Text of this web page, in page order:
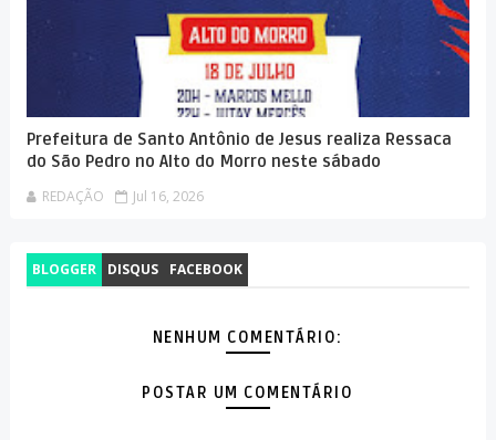
Prefeitura de Santo Antônio de Jesus realiza Ressaca
do São Pedro no Alto do Morro neste sábado
REDAÇÃO Jul 16, 2026
BLOGGER DISQUS FACEBOOK
NENHUM COMENTÁRIO:
POSTAR UM COMENTÁRIO